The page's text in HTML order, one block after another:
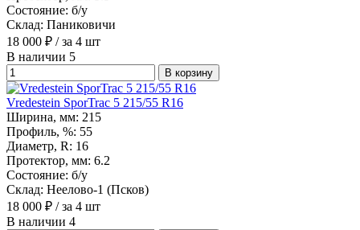
Состояние: б/у
Склад: Паниковичи
18 000 ₽ / за 4 шт
В наличии 5
В корзину
Vredestein SporTrac 5 215/55 R16
Ширина, мм: 215
Профиль, %: 55
Диаметр, R: 16
Протектор, мм: 6.2
Состояние: б/у
Склад: Неелово-1 (Псков)
18 000 ₽ / за 4 шт
В наличии 4